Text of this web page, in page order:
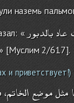
наземь
« عادبالدبور
[Муслим 2/617].
и приветствует!)
مثلموضعالخاتم،